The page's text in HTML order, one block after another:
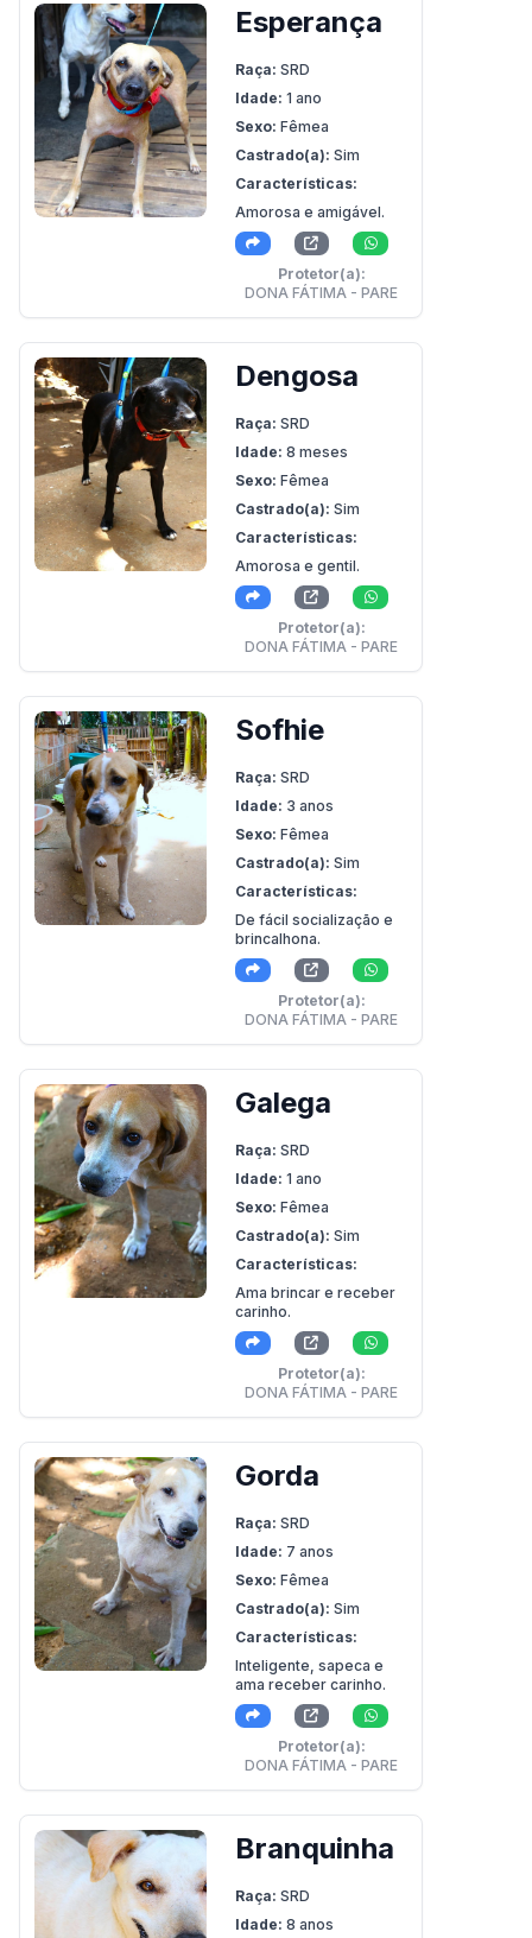
Esperança
Raça: SRD
Idade: 1 ano
Sexo: Fêmea
Castrado(a): Sim
Características:
Amorosa e amigável.
Protetor(a):
DONA FÁTIMA - PARE
Dengosa
Raça: SRD
Idade: 8 meses
Sexo: Fêmea
Castrado(a): Sim
Características:
Amorosa e gentil.
Protetor(a):
DONA FÁTIMA - PARE
Sofhie
Raça: SRD
Idade: 3 anos
Sexo: Fêmea
Castrado(a): Sim
Características:
De fácil socialização e
brincalhona.
Protetor(a):
DONA FÁTIMA - PARE
Galega
Raça: SRD
Idade: 1 ano
Sexo: Fêmea
Castrado(a): Sim
Características:
Ama brincar e receber
carinho.
Protetor(a):
DONA FÁTIMA - PARE
Gorda
Raça: SRD
Idade: 7 anos
Sexo: Fêmea
Castrado(a): Sim
Características:
Inteligente, sapeca e
ama receber carinho.
Protetor(a):
DONA FÁTIMA - PARE
Branquinha
Raça: SRD
Idade: 8 anos